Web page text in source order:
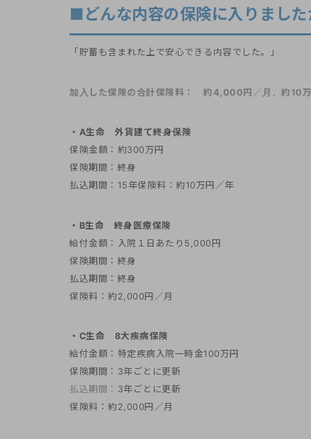
■どんな内容の保険に入りました
「貯蓄も含まれた上で安心できる内容でした。」
加入した保険の合計保険料： 約4,000円／月、約10
・A生命 外貨建て終身保険
保険金額：約300万円
保険期間：終身
払込期間：15年保険料：約10万円／年
・B生命 終身医療保険
給付金額：入院１日あたり5,000円
保険期間：終身
払込期間：終身
保険料：約2,000円／月
・C生命 8大疾病保険
給付金額：特定疾病入院一時金100万円
保険期間：3年ごとに更新
払込期間： 3年ごとに更新
保険料：約2,000円／月